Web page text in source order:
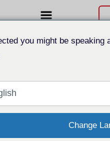
afiliados
com a
e ganhe até
you might be speaking
Change